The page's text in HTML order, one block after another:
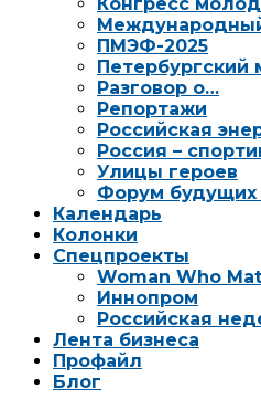
ПМЭФ-2025
Разговор о…
Репортажи
Российская
Россия –
Улицы героев
Форум будущих
Календарь
Колонки
Спецпроекты
Woman Who
Иннопром
Российская
Лента бизнеса
Профайл
Блог